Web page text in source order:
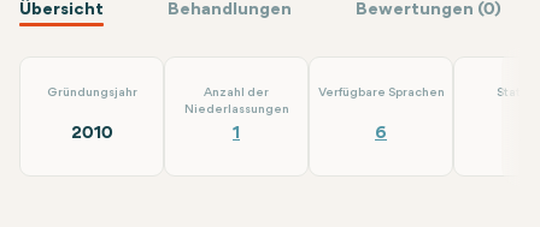
Übersicht Behandlungen Bewertungen (0)
Gründungsjahr
2010
Anzahl der
Niederlassungen
1
Verfügbare Sprachen
6